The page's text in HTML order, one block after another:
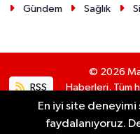
Gündem
Sağlık
RSS
© 2026
Haberleri. Tüm
En iyi site
faydalanıyoruz.